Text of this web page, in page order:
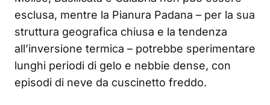
esclusa, mentre la Pianura Padana – per la sua
struttura geografica chiusa e la tendenza
all’inversione termica – potrebbe sperimentare
lunghi periodi di gelo e nebbie dense, con
episodi di neve da cuscinetto freddo.